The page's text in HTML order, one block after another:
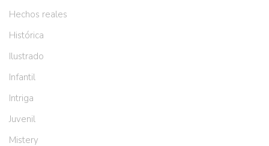
Hechos reales
Histórica
Ilustrado
Infantil
Intriga
Juvenil
Mistery